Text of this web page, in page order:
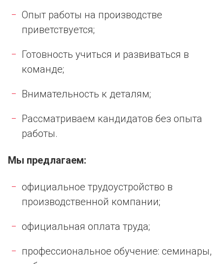
Опыт работы на производстве
приветствуется;
Готовность учиться и развиваться в
команде;
Внимательность к деталям;
Рассматриваем кандидатов без опыта
работы.
Мы предлагаем:
официальное трудоустройство в
производственной компании;
официальная оплата труда;
профессиональное обучение: семинары,